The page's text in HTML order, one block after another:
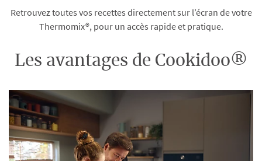
Retrouvez toutes vos recettes directement sur l’écran de votre
Thermomix®, pour un accès rapide et pratique.
Les avantages de Cookidoo®